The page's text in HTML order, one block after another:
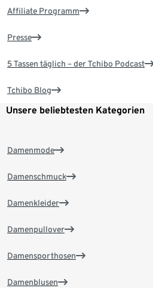
Affiliate Programm
Presse
5 Tassen täglich – der Tchibo Podcast
Tchibo Blog
Unsere beliebtesten Kategorien
Damenmode
Damenschmuck
Damenkleider
Damenpullover
Damensporthosen
Damenblusen